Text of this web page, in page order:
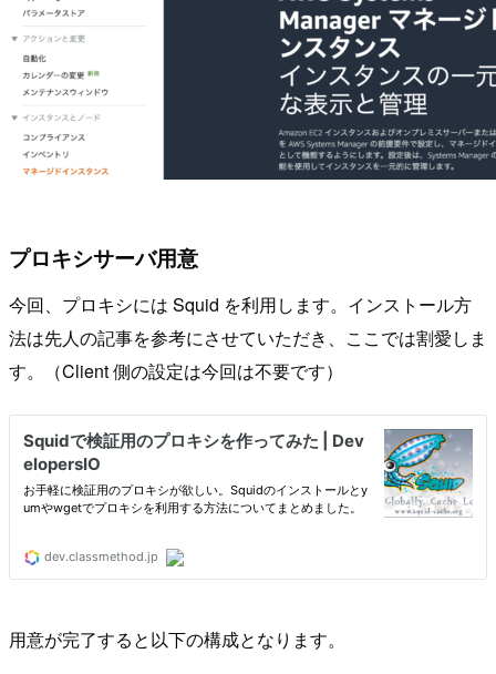
プロキシサーバ用意
今回、プロキシには Squid を利用します。インストール方
法は先人の記事を参考にさせていただき、ここでは割愛しま
す。（Client 側の設定は今回は不要です）
用意が完了すると以下の構成となります。